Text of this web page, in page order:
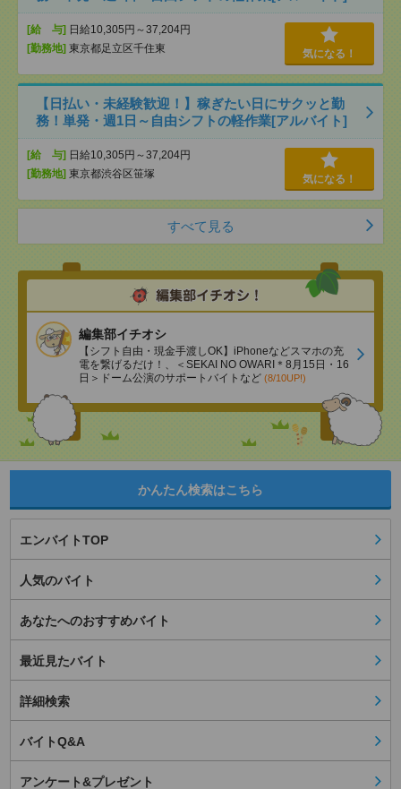
[給 与] 日給10,305円～37,204円
[勤務地] 東京都足立区千住東 気になる！
【日払い・未経験歓迎！】稼ぎたい日にサクッと勤
務！単発・週1日～自由シフトの軽作業[アルバイト]
[給 与] 日給10,305円～37,204円
[勤務地] 東京都渋谷区笹塚 気になる！
すべて見る
編集部イチオシ
【シフト自由・現金手渡しOK】iPhoneなどスマホの充
電を繋げるだけ！、＜SEKAI NO OWARI＊8月15日・16
日＞ドーム公演のサポートバイトなど (8/10UP!)
かんたん検索はこちら
エンバイトTOP
人気のバイト
あなたへのおすすめバイト
最近見たバイト
詳細検索
バイトQ&A
アンケート&プレゼント